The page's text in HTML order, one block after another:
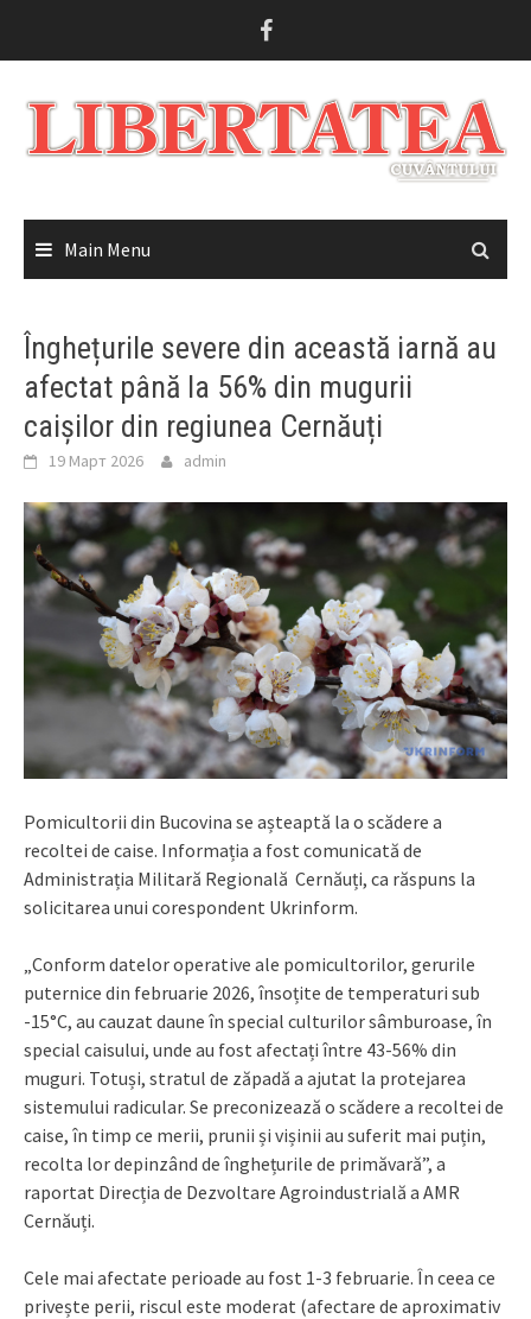
Main Menu
Înghețurile severe din această iarnă au
afectat până la 56% din mugurii
caișilor din regiunea Cernăuți
19 Март 2026 admin
Pomicultorii din Bucovina se așteaptă la o scădere a
recoltei de caise. Informația a fost comunicată de
Administrația Militară Regională Cernăuți, ca răspuns la
solicitarea unui corespondent Ukrinform.
„Conform datelor operative ale pomicultorilor, gerurile
puternice din februarie 2026, însoțite de temperaturi sub
-15°C, au cauzat daune în special culturilor sâmburoase, în
special caisului, unde au fost afectați între 43-56% din
muguri. Totuși, stratul de zăpadă a ajutat la protejarea
sistemului radicular. Se preconizează o scădere a recoltei de
caise, în timp ce merii, prunii și vișinii au suferit mai puțin,
recolta lor depinzând de înghețurile de primăvară”, a
raportat Direcția de Dezvoltare Agroindustrială a AMR
Cernăuți.
Cele mai afectate perioade au fost 1-3 februarie. În ceea ce
privește perii, riscul este moderat (afectare de aproximativ